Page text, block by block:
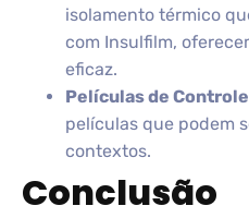
isolamento térmico
com Insulfilm,
eficaz.
Películas de
películas que podem
contextos.
Conclusão